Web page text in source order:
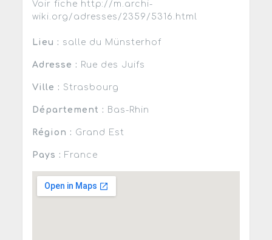
Voir fiche http://m.archi-
wiki.org/adresses/2359/5316.html
Lieu : salle du Münsterhof
Adresse : Rue des Juifs
Ville : Strasbourg
Département : Bas-Rhin
Région : Grand Est
Pays : France